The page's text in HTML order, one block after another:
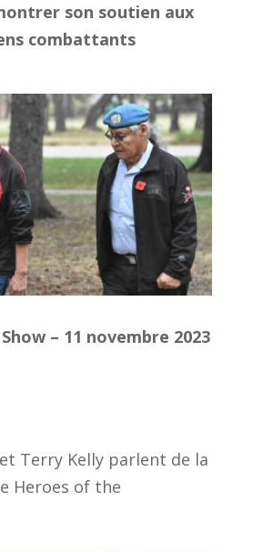
son soutien aux
combattants
– 11 novembre 2023
Terry Kelly parlent de la
Heroes of the